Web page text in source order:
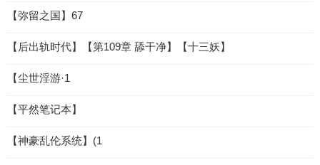
【弥留之国】67
【后出轨时代】【第109章 舔干净】【十三妖】
【尘世淫游·1
【平然笔记本】
【神豪乱伦系统】(1